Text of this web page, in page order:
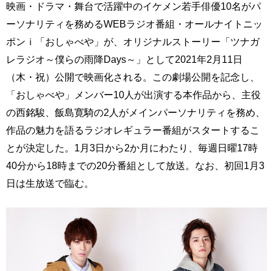
映画・ドラマ・舞台で活躍中のイケメン若手俳優10名がパ
ーソナリティを務めるWEBラジオ番組・オールナイトニッ
ポンｉ「おしゃべや」が、オリジナルストーリー「ツナガ
レラジオ～僕らの雨降Days～」として2021年2月11日
（木・祝）公開で映画化される。この劇場公開を記念し、
「おしゃべや」メンバー10人が出演する本作品から、主役
の西銘駿、飯島寛騎の2人がメインパーソナリティを務め、
作品の魅力を語るラジオレギュラー番組がスタートするこ
とが決定した。1月3日から2か月にわたり、毎週日曜17時
40分から18時までの20分番組として放送。なお、初回1月3
日は生放送で臨む。